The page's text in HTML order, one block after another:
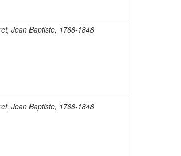
Jean Baptiste, 1768-1848
Jean Baptiste, 1768-1848